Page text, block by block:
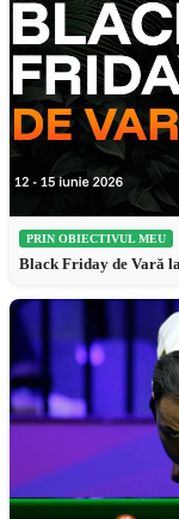
PRIN OBIECTIVUL MEU
Black Friday de Vară